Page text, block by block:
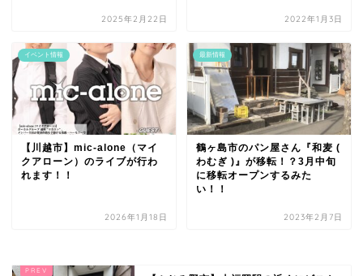
2025年2月22日 2022年1月3日
イベント情報
【川越市】mic-alone（マイ
クアローン）のライブが行わ
れます！！
2026年1月18日
最新情報
鶴ヶ島市のパン屋さん『和麦 (
わむぎ )』が移転！？3月中旬
に移転オープンするみた
い！！
2023年2月7日